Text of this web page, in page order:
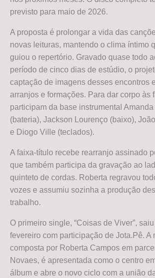
previsto para maio de 2026.
A proposta é prolongar a vida das
novas leituras, mantendo o clima íntimo
guiou o repertório. Gravado quase todo
período de cinco dias de estúdio, o
captação de imagens desses encontros
arranjos e formações. Para dar corpo às
participam da base instrumental
(bateria), Jackson Lourenço (baixo),
e Diogo Ville (teclados).
A faixa-título recebe rearranjo assinado
que também participa da gravação ao
quinteto de cordas. Roberta regravou
vozes e assumiu sozinha a produção
trabalho.
O primeiro single, “Coisas de Viver”,
fevereiro com participação de Jota.Pê. A
composta por Roberta Campos em
Novaes, é apresentada como o centro
álbum e abre o novo ciclo com a união